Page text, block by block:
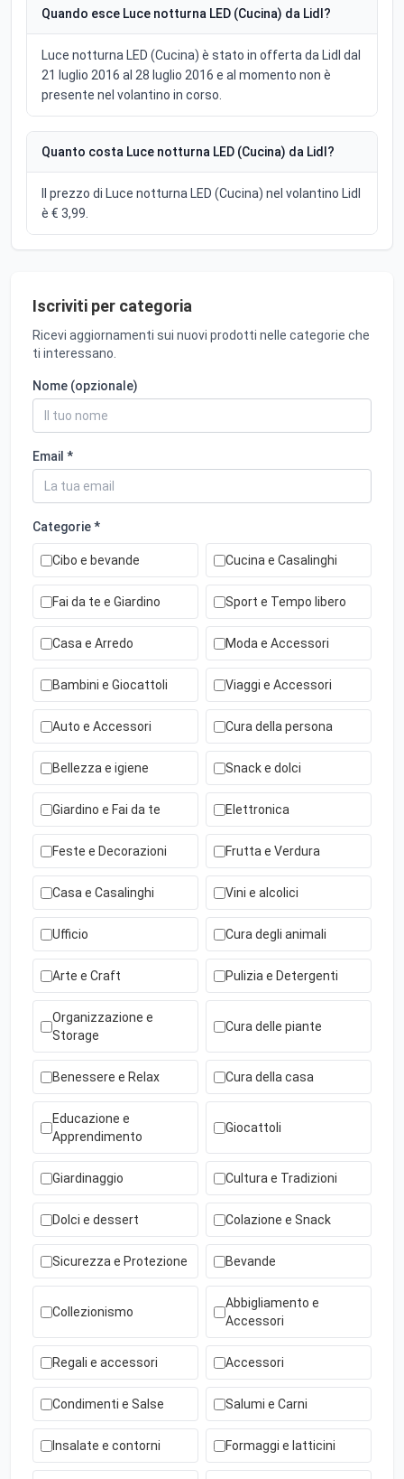
Quando esce Luce notturna LED (Cucina) da Lidl?
Luce notturna LED (Cucina) è stato in offerta da Lidl dal
21 luglio 2016 al 28 luglio 2016 e al momento non è
presente nel volantino in corso.
Quanto costa Luce notturna LED (Cucina) da Lidl?
Il prezzo di Luce notturna LED (Cucina) nel volantino Lidl
è € 3,99.
Iscriviti per categoria
Ricevi aggiornamenti sui nuovi prodotti nelle categorie che
ti interessano.
Nome (opzionale)
Email *
Categorie *
Cibo e bevande Cucina e Casalinghi
Fai da te e Giardino Sport e Tempo libero
Casa e Arredo Moda e Accessori
Bambini e Giocattoli Viaggi e Accessori
Auto e Accessori Cura della persona
Bellezza e igiene Snack e dolci
Giardino e Fai da te Elettronica
Feste e Decorazioni Frutta e Verdura
Casa e Casalinghi Vini e alcolici
Ufficio Cura degli animali
Arte e Craft Pulizia e Detergenti
Organizzazione e
Storage
Cura delle piante
Benessere e Relax Cura della casa
Educazione e
Apprendimento
Giocattoli
Giardinaggio Cultura e Tradizioni
Dolci e dessert Colazione e Snack
Sicurezza e Protezione Bevande
Collezionismo
Abbigliamento e
Accessori
Regali e accessori Accessori
Condimenti e Salse Salumi e Carni
Insalate e contorni Formaggi e latticini